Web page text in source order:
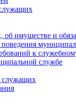
об имуществе и
к
службе
служащих